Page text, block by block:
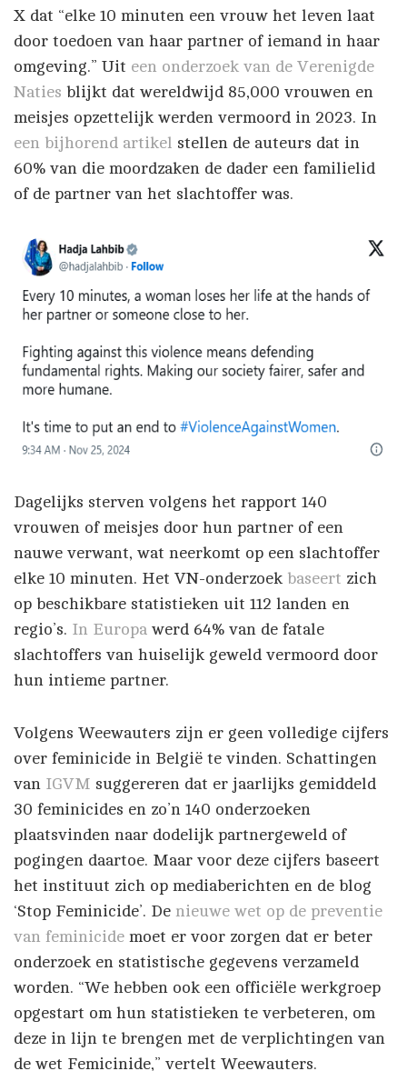
X dat “elke 10 minuten een vrouw het leven laat
door toedoen van haar partner of iemand in haar
omgeving.” Uit een onderzoek van de Verenigde
Naties blijkt dat wereldwijd 85,000 vrouwen en
meisjes opzettelijk werden vermoord in 2023. In
een bijhorend artikel stellen de auteurs dat in
60% van die moordzaken de dader een familielid
of de partner van het slachtoffer was.
Dagelijks sterven volgens het rapport 140
vrouwen of meisjes door hun partner of een
nauwe verwant, wat neerkomt op een slachtoffer
elke 10 minuten. Het VN-onderzoek baseert zich
op beschikbare statistieken uit 112 landen en
regio’s. In Europa werd 64% van de fatale
slachtoffers van huiselijk geweld vermoord door
hun intieme partner.
Volgens Weewauters zijn er geen volledige cijfers
over feminicide in België te vinden. Schattingen
van IGVM suggereren dat er jaarlijks gemiddeld
30 feminicides en zo’n 140 onderzoeken
plaatsvinden naar dodelijk partnergeweld of
pogingen daartoe. Maar voor deze cijfers baseert
het instituut zich op mediaberichten en de blog
‘Stop Feminicide’. De nieuwe wet op de preventie
van feminicide moet er voor zorgen dat er beter
onderzoek en statistische gegevens verzameld
worden. “We hebben ook een officiële werkgroep
opgestart om hun statistieken te verbeteren, om
deze in lijn te brengen met de verplichtingen van
de wet Femicinide,” vertelt Weewauters.